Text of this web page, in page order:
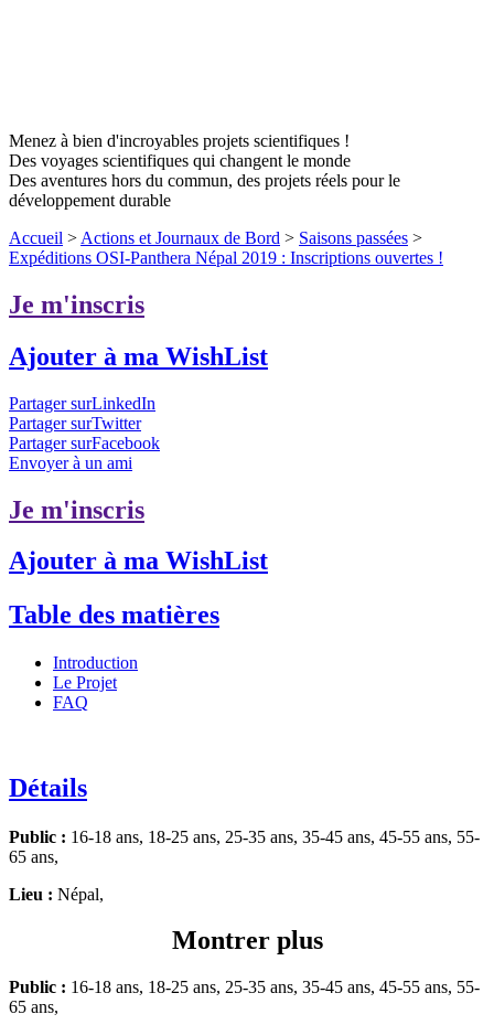
Menez à bien d'incroyables projets scientifiques !
Des voyages scientifiques qui changent le monde
Des aventures hors du commun, des projets réels pour le
développement durable
Accueil > Actions et Journaux de Bord > Saisons passées >
Expéditions OSI-Panthera Népal 2019 : Inscriptions ouvertes !
Je m'inscris
Ajouter à ma WishList
Partager surLinkedIn
Partager surTwitter
Partager surFacebook
Envoyer à un ami
Je m'inscris
Ajouter à ma WishList
Table des matières
Introduction
Le Projet
FAQ
Détails
Public : 16-18 ans, 18-25 ans, 25-35 ans, 35-45 ans, 45-55 ans, 55-
65 ans,
Lieu : Népal,
Montrer plus
Public : 16-18 ans, 18-25 ans, 25-35 ans, 35-45 ans, 45-55 ans, 55-
65 ans,